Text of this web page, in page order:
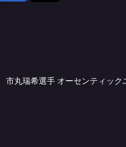
市丸瑞希選手 オーセンティッ